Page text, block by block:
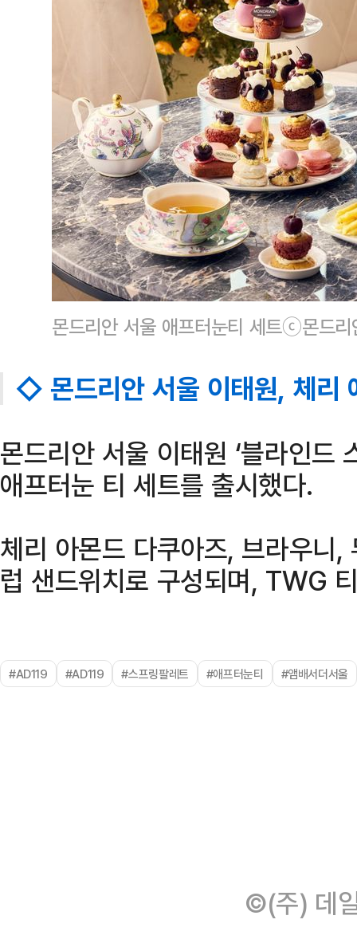
몬드리안 서울 애프터눈티 세트ⓒ몬드리
◇ 몬드리안 서울 이태원, 체리
몬드리안 서울 이태원 ‘블라인드
애프터눈 티 세트를 출시했다.
체리 아몬드 다쿠아즈, 브라우니
럽 샌드위치로 구성되며, TWG
#AD119 #AD119 #스프링팔레트 #애프터눈티 #앰배서더서울
©(주) 데